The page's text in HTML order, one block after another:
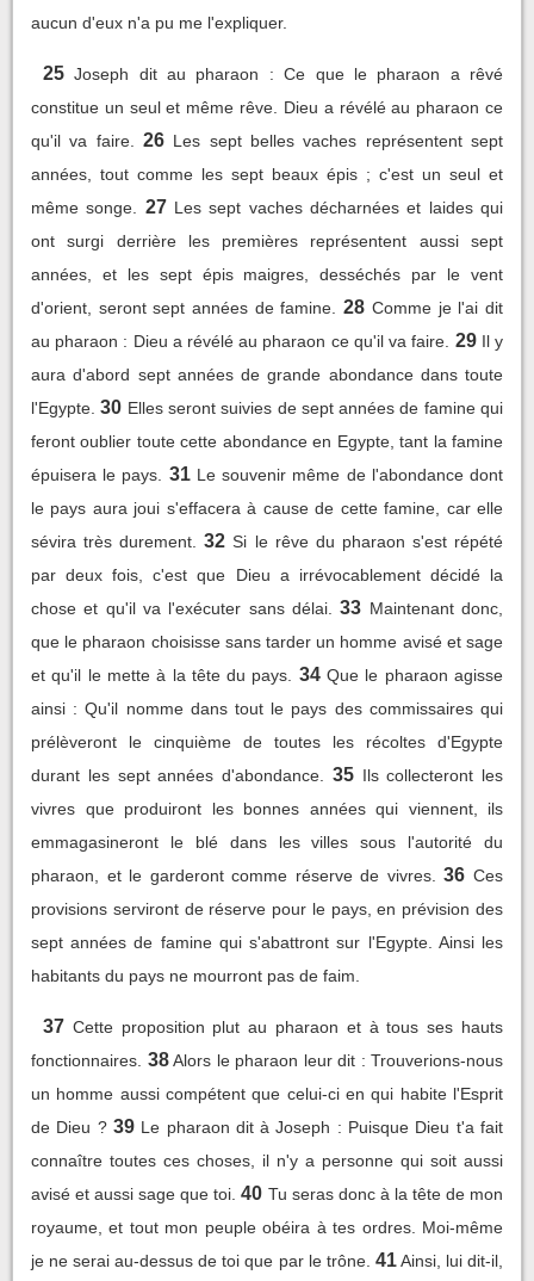
aucun d'eux n'a pu me l'expliquer.
25 Joseph dit au pharaon : Ce que le pharaon a rêvé
constitue un seul et même rêve. Dieu a révélé au pharaon ce
qu'il va faire.
26 Les sept belles vaches représentent sept
années, tout comme les sept beaux épis ; c'est un seul et
même songe.
27 Les sept vaches décharnées et laides qui
ont surgi derrière les premières représentent aussi sept
années, et les sept épis maigres, desséchés par le vent
d'orient, seront sept années de famine.
28 Comme je l'ai dit
au pharaon : Dieu a révélé au pharaon ce qu'il va faire. 29 Il y
aura d'abord sept années de grande abondance dans toute
l'Egypte. 30 Elles seront suivies de sept années de famine qui
feront oublier toute cette abondance en Egypte, tant la famine
épuisera le pays.
31 Le souvenir même de l'abondance dont
le pays aura joui s'effacera à cause de cette famine, car elle
sévira très durement.
32 Si le rêve du pharaon s'est répété
par deux fois, c'est que Dieu a irrévocablement décidé la
chose et qu'il va l'exécuter sans délai.
33 Maintenant donc,
que le pharaon choisisse sans tarder un homme avisé et sage
et qu'il le mette à la tête du pays.
34 Que le pharaon agisse
ainsi : Qu'il nomme dans tout le pays des commissaires qui
prélèveront le cinquième de toutes les récoltes d'Egypte
durant les sept années d'abondance.
35 Ils collecteront les
vivres que produiront les bonnes années qui viennent, ils
emmagasineront le blé dans les villes sous l'autorité du
pharaon, et le garderont comme réserve de vivres.
36 Ces
provisions serviront de réserve pour le pays, en prévision des
sept années de famine qui s'abattront sur l'Egypte. Ainsi les
habitants du pays ne mourront pas de faim.
37 Cette proposition plut au pharaon et à tous ses hauts
fonctionnaires. 38 Alors le pharaon leur dit : Trouverions-nous
un homme aussi compétent que celui-ci en qui habite l'Esprit
de Dieu ? 39 Le pharaon dit à Joseph : Puisque Dieu t'a fait
connaître toutes ces choses, il n'y a personne qui soit aussi
avisé et aussi sage que toi. 40 Tu seras donc à la tête de mon
royaume, et tout mon peuple obéira à tes ordres. Moi-même
je ne serai au-dessus de toi que par le trône. 41 Ainsi, lui dit-il,